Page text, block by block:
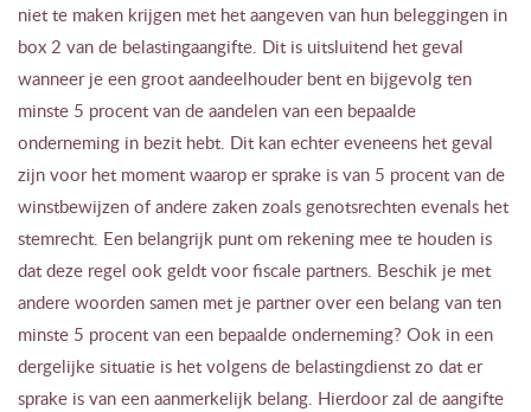
niet te maken krijgen met het aangeven van hun beleggingen in
box 2 van de belastingaangifte. Dit is uitsluitend het geval
wanneer je een groot aandeelhouder bent en bijgevolg ten
minste 5 procent van de aandelen van een bepaalde
onderneming in bezit hebt. Dit kan echter eveneens het geval
zijn voor het moment waarop er sprake is van 5 procent van de
winstbewijzen of andere zaken zoals genotsrechten evenals het
stemrecht. Een belangrijk punt om rekening mee te houden is
dat deze regel ook geldt voor fiscale partners. Beschik je met
andere woorden samen met je partner over een belang van ten
minste 5 procent van een bepaalde onderneming? Ook in een
dergelijke situatie is het volgens de belastingdienst zo dat er
sprake is van een aanmerkelijk belang. Hierdoor zal de aangifte